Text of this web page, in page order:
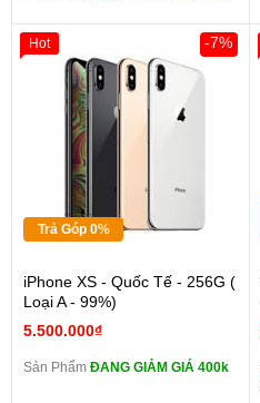
Trả Góp 0%
iPhone XS - Quốc Tế - 256G (
Loại A - 99%)
5.500.000₫
-7%
Sản Phẩm ĐANG GIẢM GIÁ 400k
Hot